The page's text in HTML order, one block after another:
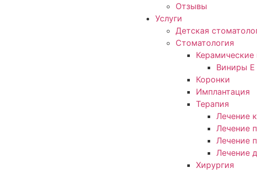
Отзывы
Услуги
Детская
Стоматология
Виниры E
Коронки
Имплантация
Терапия
Лечение
Лечение
Лечение
Лечение
Хирургия